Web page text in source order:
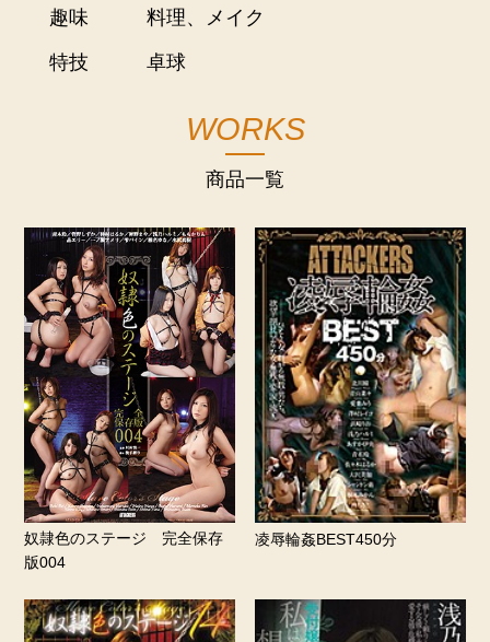
趣味 料理、メイク
特技 卓球
WORKS
商品一覧
奴隷色のステージ 完全保存
版004
凌辱輪姦BEST450分